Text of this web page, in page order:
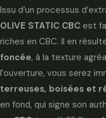
Issu d’un processus
OLIVE STATIC CBC est
riches en CBC. Il en
foncée, à la texture
l’ouverture, vous serez
terreuses, boisées et
en fond, qui signe son